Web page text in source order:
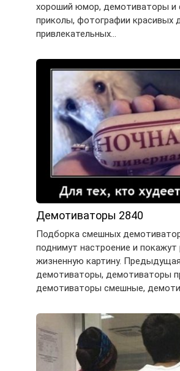
хороший юмор, демотиваторы и
приколы, фотографии красивых
привлекательных…
Демотиваторы 2840
Подборка смешных
поднимут настроение и покажут
жизненную картину.
демотиваторы, демотиваторы
демотиваторы смешные,